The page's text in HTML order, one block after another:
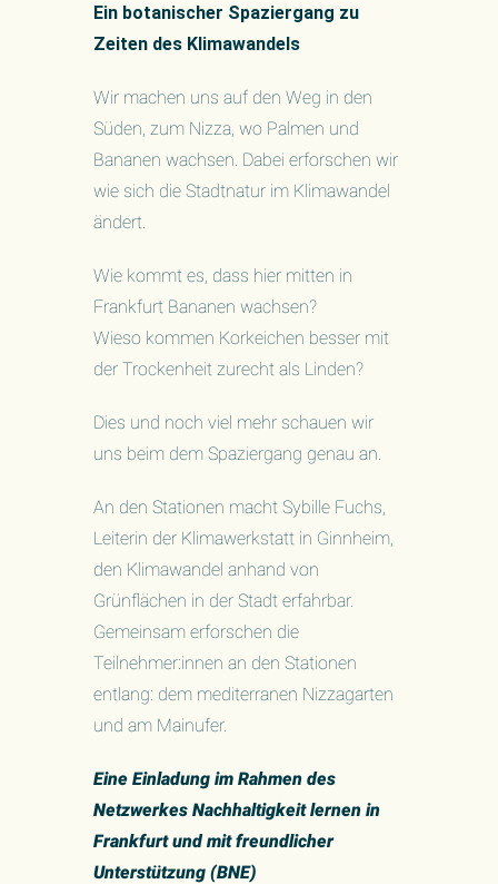
Ein botanischer Spaziergang zu
Zeiten des Klimawandels
Wir machen uns auf den Weg in den
Süden, zum Nizza, wo Palmen und
Bananen wachsen. Dabei erforschen wir
wie sich die Stadtnatur im Klimawandel
ändert.
Wie kommt es, dass hier mitten in
Frankfurt Bananen wachsen?
Wieso kommen Korkeichen besser mit
der Trockenheit zurecht als Linden?
Dies und noch viel mehr schauen wir
uns beim dem Spaziergang genau an.
An den Stationen macht Sybille Fuchs,
Leiterin der Klimawerkstatt in Ginnheim,
den Klimawandel anhand von
Grünflächen in der Stadt erfahrbar.
Gemeinsam erforschen die
Teilnehmer:innen an den Stationen
entlang: dem mediterranen Nizzagarten
und am Mainufer.
Eine Einladung im Rahmen des
Netzwerkes Nachhaltigkeit lernen in
Frankfurt und mit freundlicher
Unterstützung (BNE)